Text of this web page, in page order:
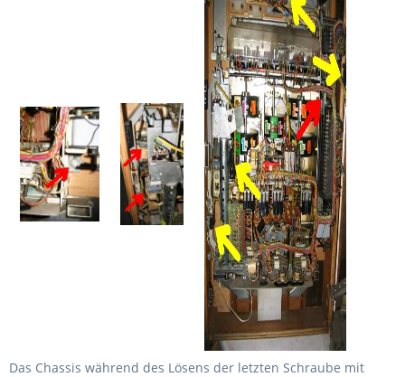
Das Chassis während des Lösens der letzten Schraube mit